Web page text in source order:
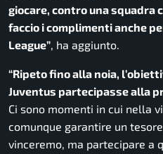
giocare, contro una squadra
faccio i complimenti anche
League”, ha aggiunto.
“Ripeto fino alla noia,
Juventus partecipasse alla
Ci sono momenti in cui nella
comunque garantire un
vinceremo, ma partecipare a